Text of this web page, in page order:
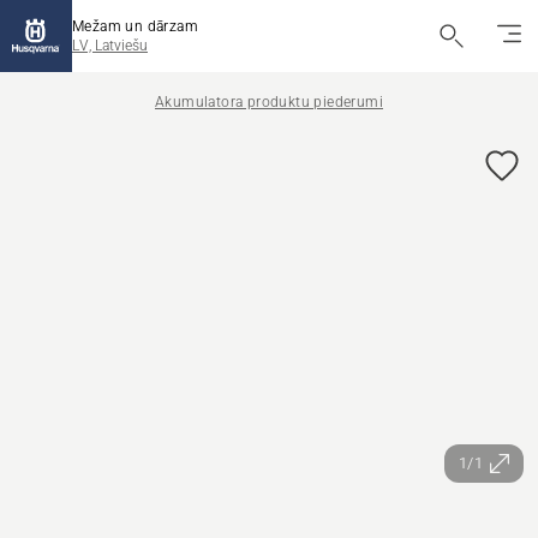
Mežam un dārzam
LV, Latviešu
Akumulatora produktu piederumi
1/1